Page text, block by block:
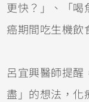
更快？」、「喝
癌期間吃生機飲
呂宜興醫師提醒
盡」的想法，化